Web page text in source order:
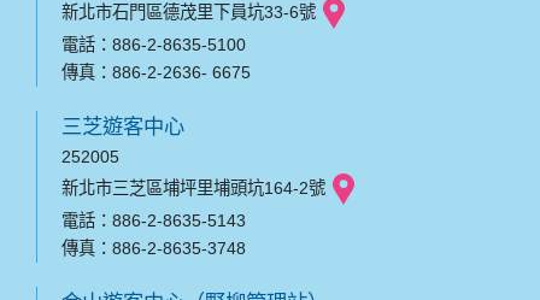
新北市石門區德茂里下員坑33-6號
電話：886-2-8635-5100
傳真：886-2-2636- 6675
三芝遊客中心
252005
新北市三芝區埔坪里埔頭坑164-2號
電話：886-2-8635-5143
傳真：886-2-8635-3748